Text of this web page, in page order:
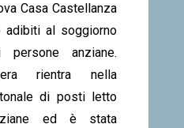
Casa Castellanza
al soggiorno
anziane.
rientra nella
di posti letto
ed è stata